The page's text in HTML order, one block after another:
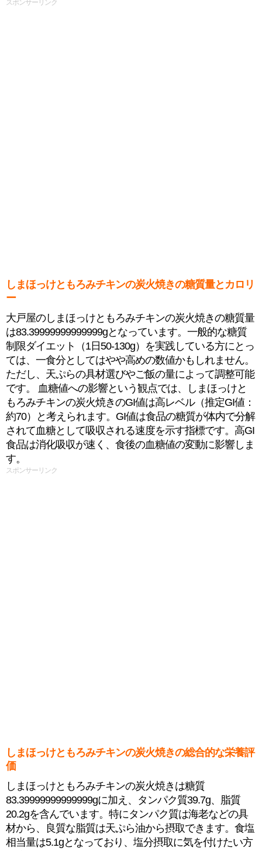
スポンサーリンク
しまほっけともろみチキンの炭火焼きの糖質量とカロリ
ー
大戸屋のしまほっけともろみチキンの炭火焼きの糖質量
は83.39999999999999gとなっています。一般的な糖質
制限ダイエット（1日50-130g）を実践している方にとっ
ては、一食分としてはやや高めの数値かもしれません。
ただし、天ぷらの具材選びやご飯の量によって調整可能
です。 血糖値への影響という観点では、しまほっけと
もろみチキンの炭火焼きのGI値は高レベル（推定GI値：
約70）と考えられます。GI値は食品の糖質が体内で分解
されて血糖として吸収される速度を示す指標です。高GI
食品は消化吸収が速く、食後の血糖値の変動に影響しま
す。
スポンサーリンク
しまほっけともろみチキンの炭火焼きの総合的な栄養評
価
しまほっけともろみチキンの炭火焼きは糖質
83.39999999999999gに加え、タンパク質39.7g、脂質
20.2gを含んでいます。特にタンパク質は海老などの具
材から、良質な脂質は天ぷら油から摂取できます。食塩
相当量は5.1gとなっており、塩分摂取に気を付けたい方